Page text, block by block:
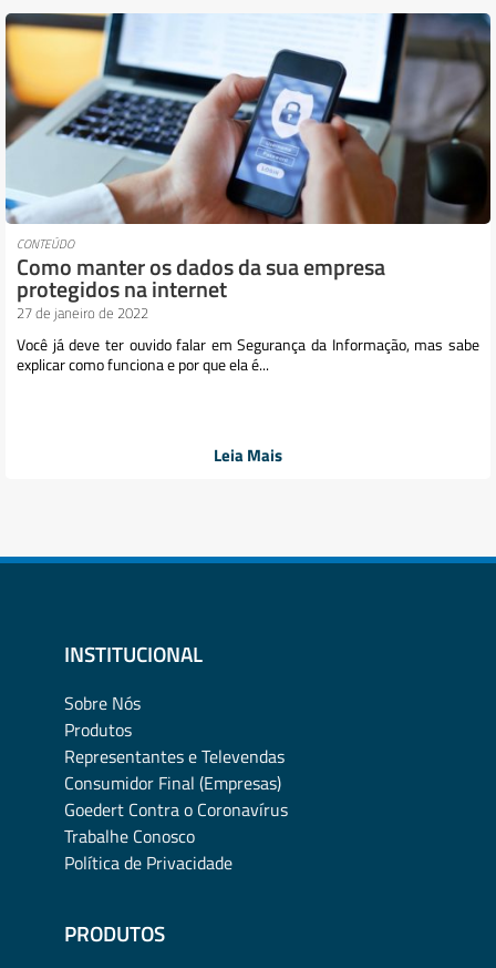
CONTEÚDO
Como manter os dados da sua empresa
protegidos na internet
27 de janeiro de 2022
Você já deve ter ouvido falar em Segurança da Informação, mas sabe
explicar como funciona e por que ela é...
Leia Mais
INSTITUCIONAL
Sobre Nós
Produtos
Representantes e Televendas
Consumidor Final (Empresas)
Goedert Contra o Coronavírus
Trabalhe Conosco
Política de Privacidade
PRODUTOS